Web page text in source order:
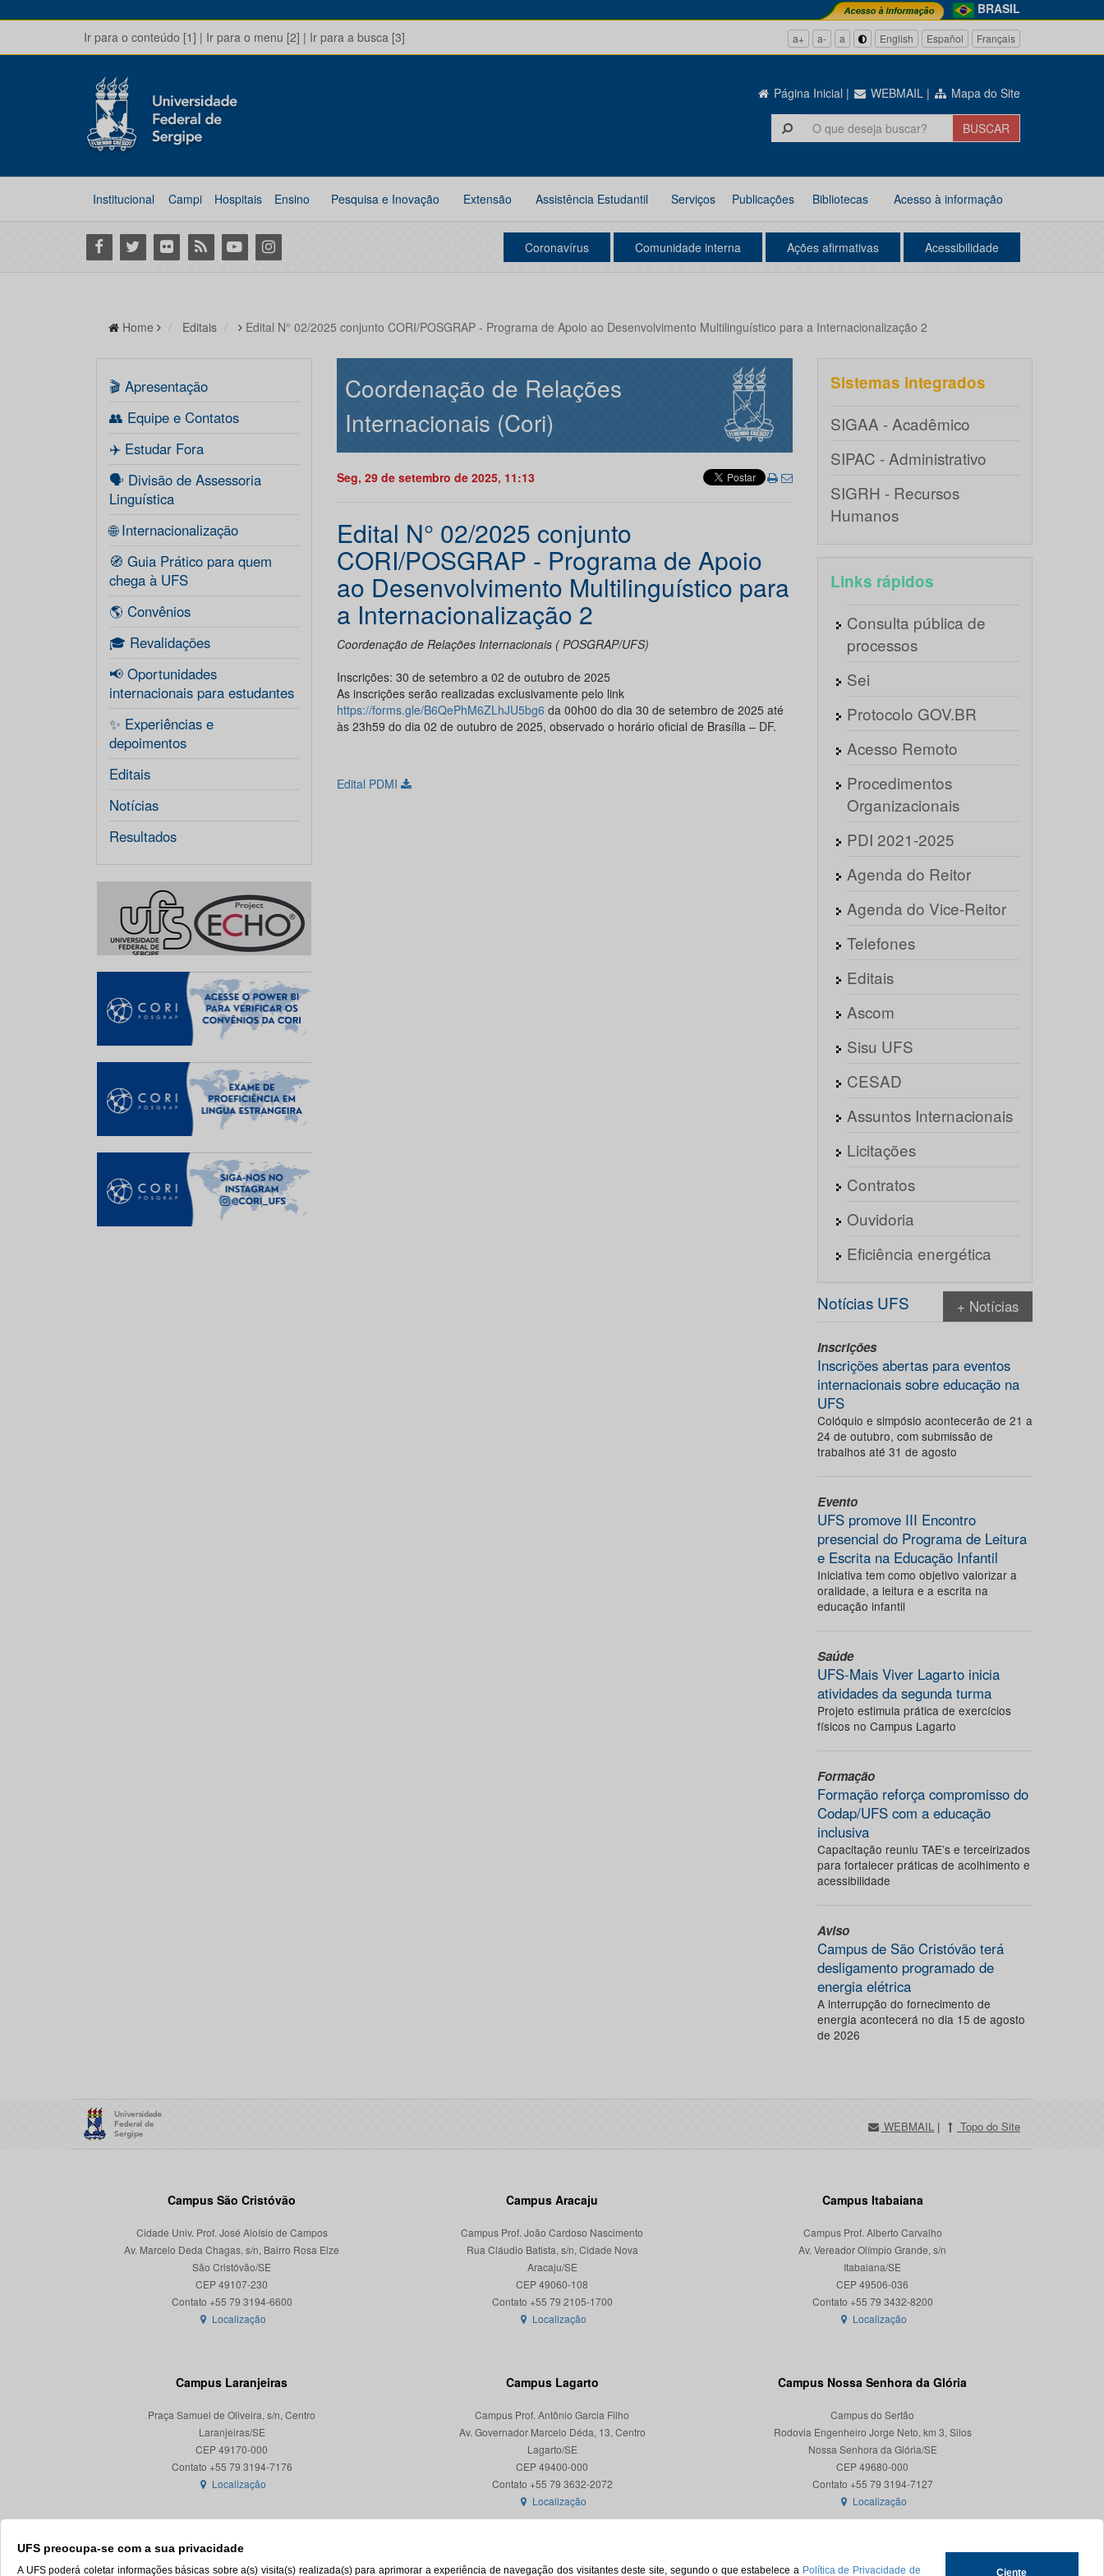
BRASIL
Ir para o conteúdo [1] | Ir para o menu [2] | Ir para a busca [3] a+ a- a English Español Français
Página Inicial | WEBMAIL | Mapa do Site
Institucional Campi Hospitais Ensino Pesquisa e Inovação Extensão Assistência Estudantil Serviços Publicações Bibliotecas Acesso à informação
Facebook
Twitter Flickr RSS YoutubeInstagram Coronavírus Comunidade interna Ações afirmativas Acessibilidade
UFS preocupa-se com a sua privacidade
A UFS poderá coletar informações básicas sobre a(s) visita(s) realizada(s) para aprimorar a experiência de navegação dos visitantes deste site, segundo o que estabelece a Política de Privacidade de Ciente
Home Editais Edital N° 02/2025 conjunto CORI/POSGRAP - Programa de Apoio ao Desenvolvimento Multilinguístico para a Internacionalização 2
🎬 Apresentação
👥 Equipe e Contatos
✈️ Estudar Fora
🗣️ Divisão de Assessoria
Linguística
🌐 Internacionalização
🧭 Guia Prático para quem
chega à UFS
🌎 Convênios
🎓 Revalidações
📢 Oportunidades
internacionais para estudantes
✨ Experiências e
depoimentos
Editais
Notícias
Resultados
Coordenação de Relações
Internacionais (Cori)
Seg, 29 de setembro de 2025, 11:13
Edital N° 02/2025 conjunto
CORI/POSGRAP - Programa de Apoio
ao Desenvolvimento Multilinguístico para
a Internacionalização 2
Coordenação de Relações Internacionais ( POSGRAP/UFS)
Inscrições: 30 de setembro a 02 de outubro de 2025
As inscrições serão realizadas exclusivamente pelo link
https://forms.gle/B6QePhM6ZLhJU5bg6 da 00h00 do dia 30 de setembro de 2025 até
às 23h59 do dia 02 de outubro de 2025, observado o horário oficial de Brasília – DF.
Edital PDMI
Sistemas integrados
SIGAA - Acadêmico
SIPAC - Administrativo
SIGRH - Recursos
Humanos
Links rápidos
Consulta pública de
processos
Sei
Protocolo GOV.BR
Acesso Remoto
Procedimentos
Organizacionais
PDI 2021-2025
Agenda do Reitor
Agenda do Vice-Reitor
Telefones
Editais
Ascom
Sisu UFS
CESAD
Assuntos Internacionais
Licitações
Contratos
Ouvidoria
Eficiência energética
Notícias UFS + Notícias
Inscrições
Inscrições abertas para eventos
internacionais sobre educação na
UFS
Colóquio e simpósio acontecerão de 21 a
24 de outubro, com submissão de
trabalhos até 31 de agosto
Evento
UFS promove III Encontro
presencial do Programa de Leitura
e Escrita na Educação Infantil
Iniciativa tem como objetivo valorizar a
oralidade, a leitura e a escrita na
educação infantil
Saúde
UFS-Mais Viver Lagarto inicia
atividades da segunda turma
Projeto estimula prática de exercícios
físicos no Campus Lagarto
Formação
Formação reforça compromisso do
Codap/UFS com a educação
inclusiva
Capacitação reuniu TAE’s e terceirizados
para fortalecer práticas de acolhimento e
acessibilidade
Aviso
Campus de São Cristóvão terá
desligamento programado de
energia elétrica
A interrupção do fornecimento de
energia acontecerá no dia 15 de agosto
de 2026
WEBMAIL | Topo do Site
Campus São Cristóvão
Cidade Univ. Prof. José Aloísio de Campos
Av. Marcelo Deda Chagas, s/n, Bairro Rosa Elze
São Cristóvão/SE
CEP 49107-230
Localização
Campus Aracaju
Campus Prof. João Cardoso Nascimento
Rua Cláudio Batista, s/n, Cidade Nova
Aracaju/SE
CEP 49060-108
Localização
Campus Itabaiana
Campus Prof. Alberto Carvalho
Av. Vereador Olímpio Grande, s/n
Itabaiana/SE
CEP 49506-036
Localização
Campus Laranjeiras
Praça Samuel de Oliveira, s/n, Centro
Laranjeiras/SE
CEP 49170-000
Localização
Campus Lagarto
Campus Prof. Antônio Garcia Filho
Av. Governador Marcelo Déda, 13, Centro
Lagarto/SE
CEP 49400-000
Localização
Campus Nossa Senhora da Glória
Campus do Sertão
Rodovia Engenheiro Jorge Neto, km 3, Silos
Nossa Senhora da Glória/SE
CEP 49680-000
Contato +55 79 3194-7127
Localização